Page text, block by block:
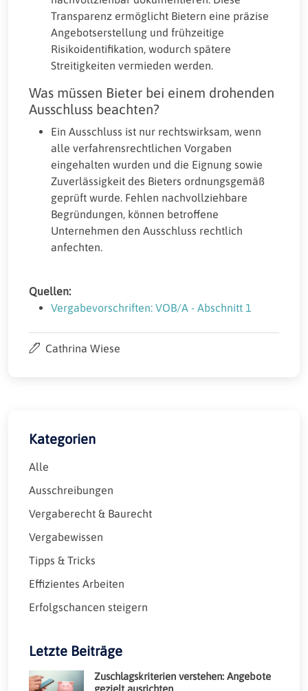
Transparenz ermöglicht Bietern eine präzise
Angebotserstellung und frühzeitige
Risikoidentifikation, wodurch spätere
Streitigkeiten vermieden werden.
Was müssen Bieter bei einem drohenden
Ausschluss beachten?
Ein Ausschluss ist nur rechtswirksam, wenn
alle verfahrensrechtlichen Vorgaben
eingehalten wurden und die Eignung sowie
Zuverlässigkeit des Bieters ordnungsgemäß
geprüft wurde. Fehlen nachvollziehbare
Begründungen, können betroffene
Unternehmen den Ausschluss rechtlich
anfechten.
Quellen:
Vergabevorschriften: VOB/A - Abschnitt 1
Cathrina Wiese
Kategorien
Alle
Ausschreibungen
Vergaberecht & Baurecht
Vergabewissen
Tipps & Tricks
Effizientes Arbeiten
Erfolgschancen steigern
Letzte Beiträge
Zuschlagskriterien verstehen: Angebote
gezielt ausrichten